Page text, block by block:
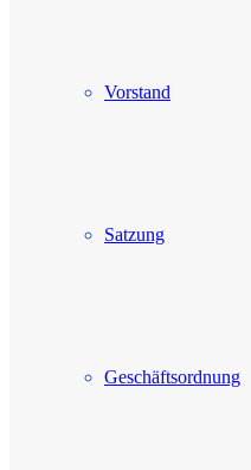
Vorstand
Satzung
Geschäftsordnung